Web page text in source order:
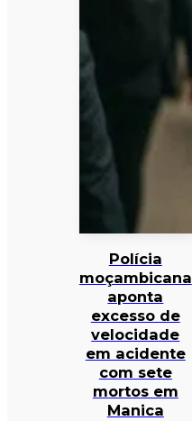
Polícia
moçambicana
aponta
excesso de
velocidade
em acidente
com sete
mortos em
Manica